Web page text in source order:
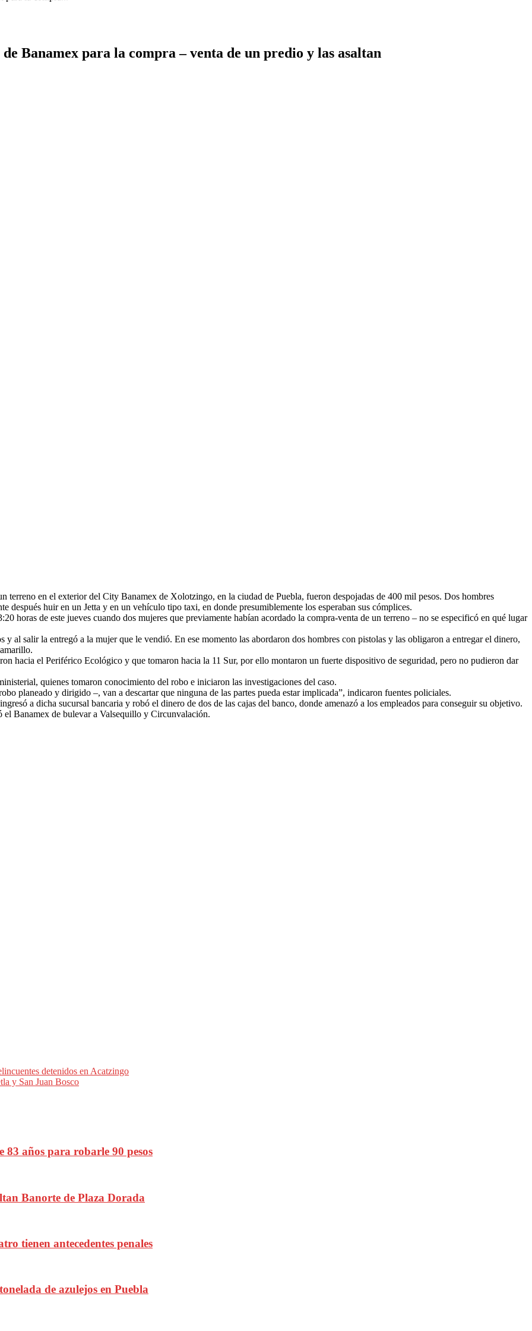
Banamex para la compra – venta de un predio y las asaltan
terreno en el exterior del City Banamex de Xolotzingo, en la ciudad de Puebla, fueron despojadas de 400 mil pesos. Dos hombres
después huir en un Jetta y en un vehículo tipo taxi, en donde presumiblemente los esperaban sus cómplices.
horas de este jueves cuando dos mujeres que previamente habían acordado la compra-venta de un terreno – no se especificó en qué lugar
al salir la entregó a la mujer que le vendió. En ese momento las abordaron dos hombres con pistolas y las obligaron a entregar el dinero,
hacia el Periférico Ecológico y que tomaron hacia la 11 Sur, por ello montaron un fuerte dispositivo de seguridad, pero no pudieron dar
quienes tomaron conocimiento del robo e iniciaron las investigaciones del caso.
planeado y dirigido –, van a descartar que ninguna de las partes pueda estar implicada”, indicaron fuentes policiales.
a dicha sucursal bancaria y robó el dinero de dos de las cajas del banco, donde amenazó a los empleados para conseguir su objetivo.
el Banamex de bulevar a Valsequillo y Circunvalación.
detenidos en Acatzingo
y San Juan Bosco
83 años para robarle 90 pesos
Banorte de Plaza Dorada
tienen antecedentes penales
de azulejos en Puebla